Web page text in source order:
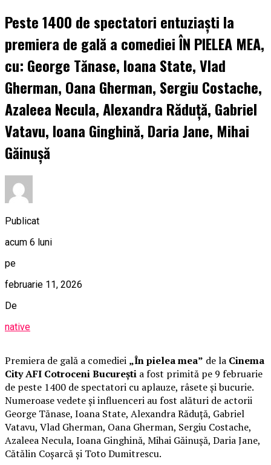
Peste 1400 de spectatori entuziaști la
premiera de gală a comediei ÎN PIELEA MEA,
cu: George Tănase, Ioana State, Vlad
Gherman, Oana Gherman, Sergiu Costache,
Azaleea Necula, Alexandra Răduță, Gabriel
Vatavu, Ioana Ginghină, Daria Jane, Mihai
Găinușă
Publicat
acum 6 luni
pe
februarie 11, 2026
De
native
Premiera de gală a comediei „În pielea mea” de la Cinema
City AFI Cotroceni București a fost primită pe 9 februarie
de peste 1400 de spectatori cu aplauze, râsete și bucurie.
Numeroase vedete și influenceri au fost alături de actorii
George Tănase, Ioana State, Alexandra Răduță, Gabriel
Vatavu, Vlad Gherman, Oana Gherman, Sergiu Costache,
Azaleea Necula, Ioana Ginghină, Mihai Găinușă, Daria Jane,
Cătălin Coșarcă și Toto Dumitrescu.